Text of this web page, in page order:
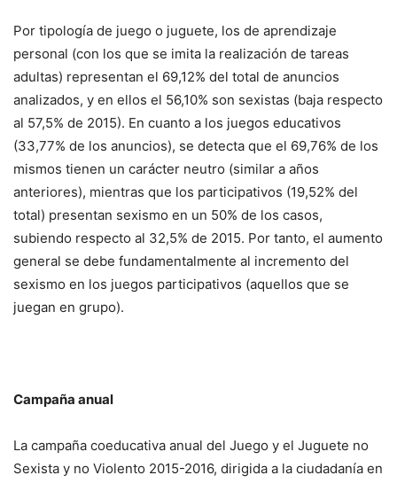
Por tipología de juego o juguete, los de aprendizaje
personal (con los que se imita la realización de tareas
adultas) representan el 69,12% del total de anuncios
analizados, y en ellos el 56,10% son sexistas (baja respecto
al 57,5% de 2015). En cuanto a los juegos educativos
(33,77% de los anuncios), se detecta que el 69,76% de los
mismos tienen un carácter neutro (similar a años
anteriores), mientras que los participativos (19,52% del
total) presentan sexismo en un 50% de los casos,
subiendo respecto al 32,5% de 2015. Por tanto, el aumento
general se debe fundamentalmente al incremento del
sexismo en los juegos participativos (aquellos que se
juegan en grupo).
Campaña anual
La campaña coeducativa anual del Juego y el Juguete no
Sexista y no Violento 2015-2016, dirigida a la ciudadanía en